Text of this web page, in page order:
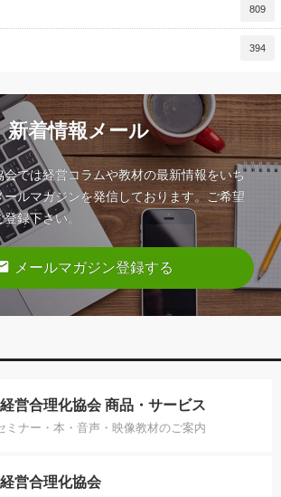
809
394
新着情報メール
会では経営コラムや教材の最新情報をいち
ルマガジンを発信しております。ご希望
録下さい。
メールマガジン登録する
経営合理化協会 商品・サービス
ミナー・本・音声・映像教材のご案内
営合理化協会